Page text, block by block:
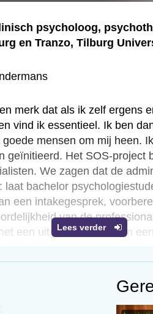
Lees verder
psycholoog,
en Tranzo, Tilburg
en merk dat als ik zelf ergens
vind ik essentieel. Ik ben
mensen om mij heen.
geïnitieerd. Het SOS-project
We zagen dat de
laat bachelor
een intakegesprek,
van de
een uitgelezen kans om
deze kans krijgen.